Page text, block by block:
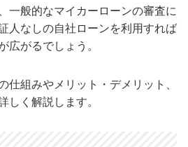
一般的なマイカーローンの審査に
人なしの自社ローンを利用すれば
広がるでしょう。
仕組みやメリット・デメリット、
しく解説します。